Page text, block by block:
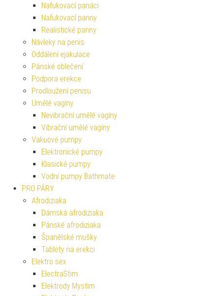
Nafukovací panáci
Nafukovací panny
Realistické panny
Návleky na penis
Oddálení ejakulace
Pánské oblečení
Podpora erekce
Prodloužení penisu
Umělé vagíny
Nevibrační umělé vagíny
Vibrační umělé vagíny
Vakuové pumpy
Elektronické pumpy
Klasické pumpy
Vodní pumpy Bathmate
PRO PÁRY
Afrodiziaka
Dámská afrodiziaka
Pánské afrodiziaka
Španělské mušky
Tablety na erekci
Elektro sex
ElectraStim
Elektrody Mystim